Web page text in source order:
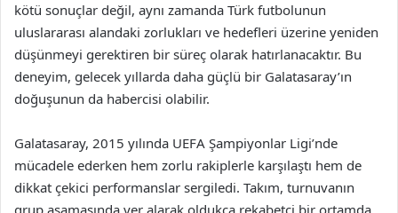
kötü sonuçlar değil, aynı zamanda Türk futbolunun
uluslararası alandaki zorlukları ve hedefleri üzerine yeniden
düşünmeyi gerektiren bir süreç olarak hatırlanacaktır. Bu
deneyim, gelecek yıllarda daha güçlü bir Galatasaray’ın
doğuşunun da habercisi olabilir.
Galatasaray, 2015 yılında UEFA Şampiyonlar Ligi’nde
mücadele ederken hem zorlu rakiplerle karşılaştı hem de
dikkat çekici performanslar sergiledi. Takım, turnuvanın
grup aşamasında yer alarak oldukça rekabetçi bir ortamda